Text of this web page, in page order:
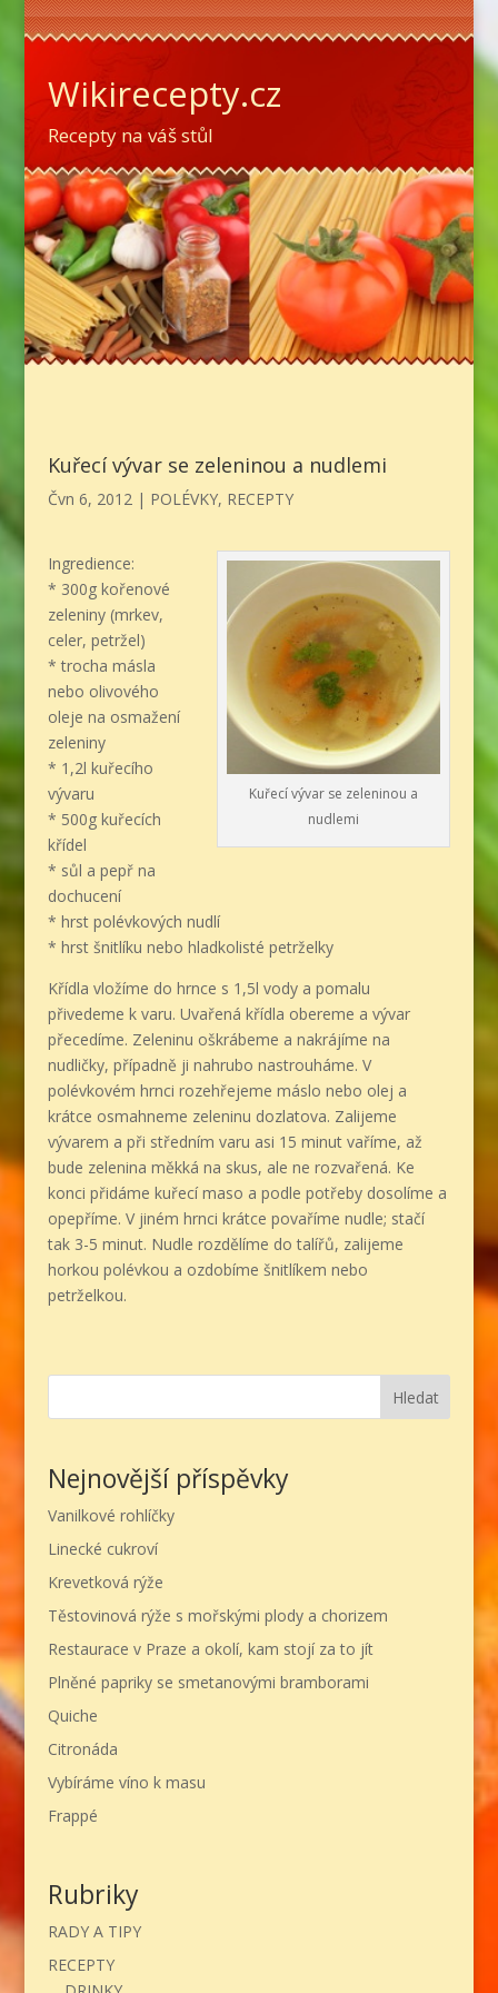
Wikirecepty.cz
Recepty na váš stůl
Kuřecí vývar se zeleninou a nudlemi
Čvn 6, 2012| POLÉVKY, RECEPTY
Kuřecí vývar se zeleninou a
nudlemi
Ingredience:
* 300g kořenové
zeleniny (mrkev,
celer, petržel)
* trocha másla
nebo olivového
oleje na osmažení
zeleniny
* 1,2l kuřecího
vývaru
* 500g kuřecích
křídel
* sůl a pepř na
dochucení
* hrst polévkových nudlí
* hrst šnitlíku nebo hladkolisté petrželky
Křídla vložíme do hrnce s 1,5l vody a pomalu
přivedeme k varu. Uvařená křídla obereme a vývar
přecedíme. Zeleninu oškrábeme a nakrájíme na
nudličky, případně ji nahrubo nastrouháme. V
polévkovém hrnci rozehřejeme máslo nebo olej a
krátce osmahneme zeleninu dozlatova. Zalijeme
vývarem a při středním varu asi 15 minut vaříme, až
bude zelenina měkká na skus, ale ne rozvařená. Ke
konci přidáme kuřecí maso a podle potřeby dosolíme a
opepříme. V jiném hrnci krátce povaříme nudle; stačí
tak 3-5 minut. Nudle rozdělíme do talířů, zalijeme
horkou polévkou a ozdobíme šnitlíkem nebo
petrželkou.
Hledat
Nejnovější příspěvky
Vanilkové rohlíčky
Linecké cukroví
Krevetková rýže
Těstovinová rýže s mořskými plody a chorizem
Restaurace v Praze a okolí, kam stojí za to jít
Plněné papriky se smetanovými bramborami
Quiche
Citronáda
Vybíráme víno k masu
Frappé
Rubriky
RADY A TIPY
RECEPTY